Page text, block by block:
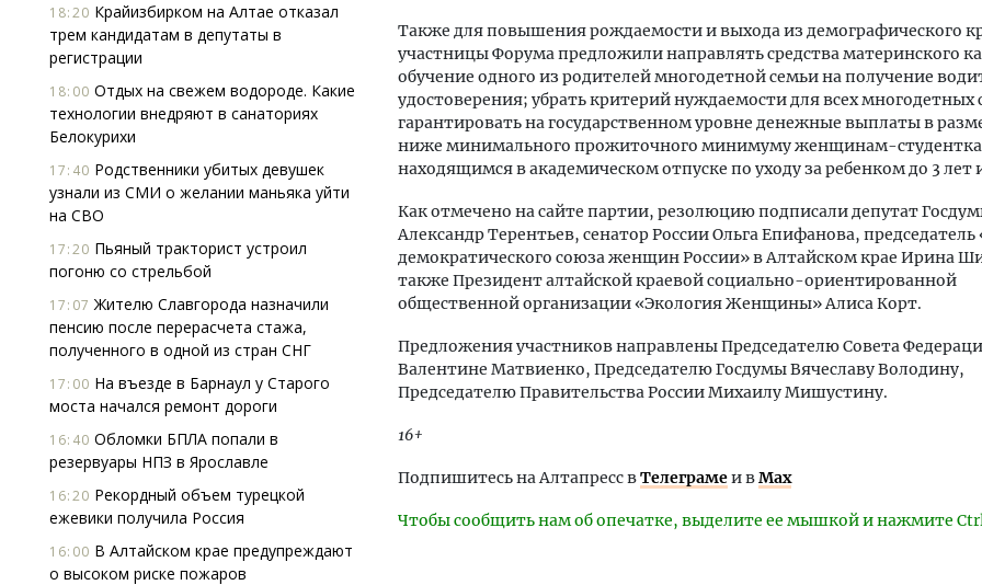
18:20 Крайизбирком на Алтае отказал
трем кандидатам в депутаты в
регистрации
18:00 Отдых на свежем водороде. Какие
технологии внедряют в санаториях
Белокурихи
17:40 Родственники убитых девушек
узнали из СМИ о желании маньяка уйти
на СВО
17:20 Пьяный тракторист устроил
погоню со стрельбой
17:07 Жителю Славгорода назначили
пенсию после перерасчета стажа,
полученного в одной из стран СНГ
17:00 На въезде в Барнаул у Старого
моста начался ремонт дороги
16:40 Обломки БПЛА попали в
резервуары НПЗ в Ярославле
16:20 Рекордный объем турецкой
ежевики получила Россия
16:00 В Алтайском крае предупреждают
о высоком риске пожаров
Также для повышения рождаемости и выхода из демографического
участницы Форума предложили направлять средства материнского
обучение одного из родителей многодетной семьи на получение
удостоверения; убрать критерий нуждаемости для всех многодетных
гарантировать на государственном уровне денежные выплаты в
ниже минимального прожиточного минимуму женщинам-
находящимся в академическом отпуске по уходу за ребенком до 3 лет
Как отмечено на сайте партии, резолюцию подписали депутат
Александр Терентьев, сенатор России Ольга Епифанова,
демократического союза женщин России» в Алтайском крае Ирина
также Президент алтайской краевой социально-ориентированной
общественной организации «Экология Женщины» Алиса Корт.
Предложения участников направлены Председателю Совета
Валентине Матвиенко, Председателю Госдумы Вячеславу Володину,
Председателю Правительства России Михаилу Мишустину.
16+
Подпишитесь на Алтапресс вТелеграмеи вMax
Чтобы сообщить нам об опечатке, выделите ее мышкой и нажмите